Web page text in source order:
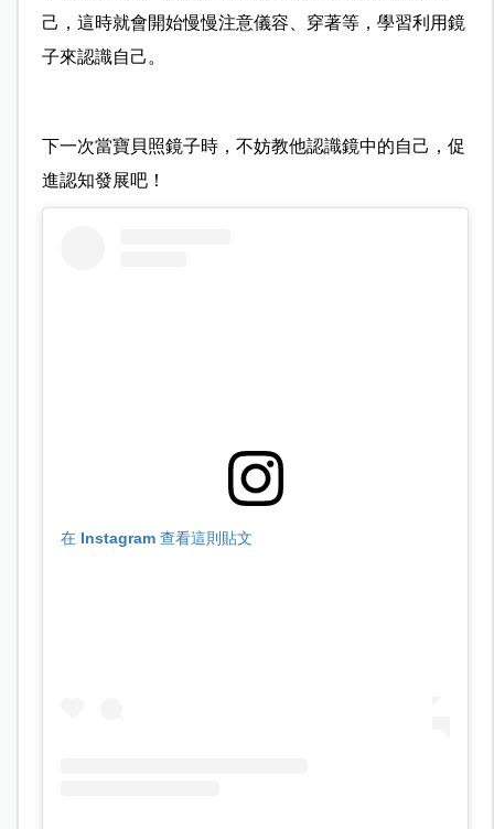
己，這時就會開始慢慢注意儀容、穿著等，學習利用鏡
子來認識自己。
下一次當寶貝照鏡子時，不妨教他認識鏡中的自己，促
進認知發展吧！
在 Instagram 查看這則貼文